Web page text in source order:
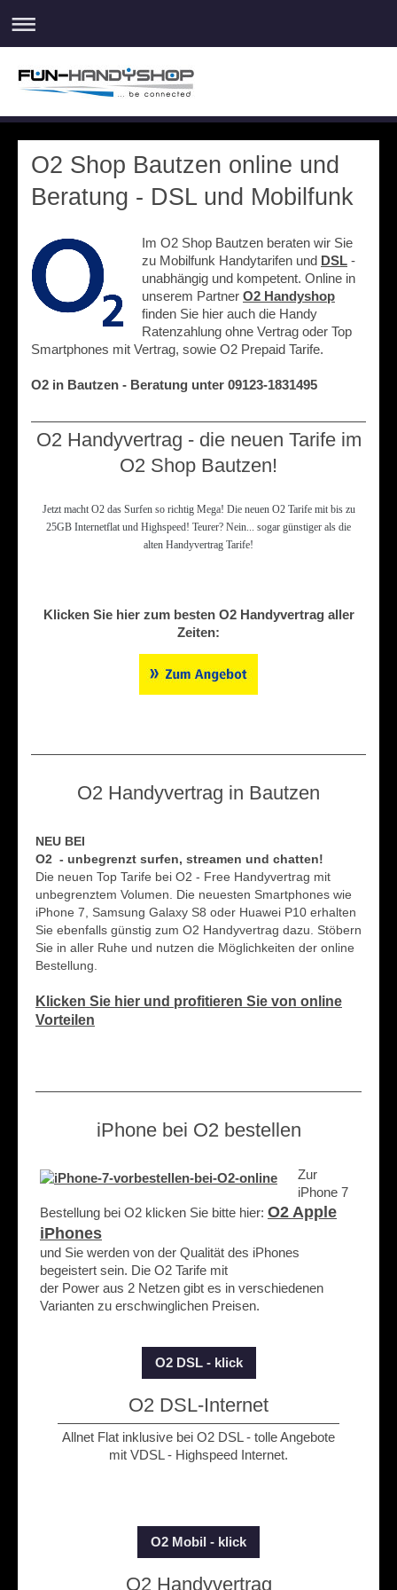
O2 Shop Bautzen online und
Beratung - DSL und Mobilfunk
Im O2 Shop Bautzen beraten wir Sie
zu Mobilfunk Handytarifen und DSL -
unabhängig und kompetent. Online in
unserem Partner O2 Handyshop
finden Sie hier auch die Handy
Ratenzahlung ohne Vertrag oder Top
Smartphones mit Vertrag, sowie O2 Prepaid Tarife.
O2 in Bautzen - Beratung unter 09123-1831495
O2 Handyvertrag - die neuen Tarife im
O2 Shop Bautzen!
Jetzt macht O2 das Surfen so richtig Mega! Die neuen O2 Tarife mit bis zu
25GB Internetflat und Highspeed! Teurer? Nein... sogar günstiger als die
alten Handyvertrag Tarife!
Klicken Sie hier zum besten O2 Handyvertrag aller
Zeiten:
O2 Handyvertrag in Bautzen
NEU BEI
O2 - unbegrenzt surfen, streamen und chatten!
Die neuen Top Tarife bei O2 - Free Handyvertrag mit
unbegrenztem Volumen. Die neuesten Smartphones wie
iPhone 7, Samsung Galaxy S8 oder Huawei P10 erhalten
Sie ebenfalls günstig zum O2 Handyvertrag dazu. Stöbern
Sie in aller Ruhe und nutzen die Möglichkeiten der online
Bestellung.
Klicken Sie hier und profitieren Sie von online
Vorteilen
iPhone bei O2 bestellen
Zur
iPhone 7
Bestellung bei O2 klicken Sie bitte hier: O2 Apple
iPhones
und Sie werden von der Qualität des iPhones
begeistert sein. Die O2 Tarife mit
der Power aus 2 Netzen gibt es in verschiedenen
Varianten zu erschwinglichen Preisen.
O2 DSL - klick
O2 DSL-Internet
Allnet Flat inklusive bei O2 DSL - tolle Angebote
mit VDSL - Highspeed Internet.
O2 Mobil - klick
O2 Handyvertrag